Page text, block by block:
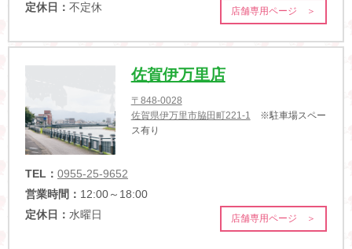
定休日： 不定休 店舗専用ページ ＞
佐賀伊万里店
〒848-0028
佐賀県伊万里市脇田町221-1 ※駐車場スペー
ス有り
TEL： 0955-25-9652
営業時間： 12:00～18:00
定休日： 水曜日 店舗専用ページ ＞